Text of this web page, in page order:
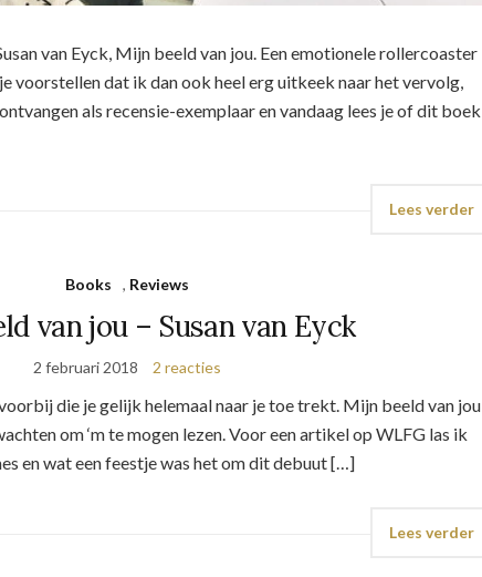
van Eyck, Mijn beeld van jou. Een emotionele rollercoaster
voorstellen dat ik dan ook heel erg uitkeek naar het vervolg,
als recensie-exemplaar en vandaag lees je of dit boek
Lees verder
Books , Reviews
van jou – Susan van Eyck
2 februari 2018 2 reacties
die je gelijk helemaal naar je toe trekt. Mijn beeld van jou
om ‘m te mogen lezen. Voor een artikel op WLFG las ik
en wat een feestje was het om dit debuut […]
Lees verder